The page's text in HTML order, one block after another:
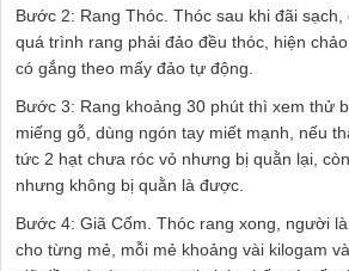
Bước 2: Rang Thóc. Thóc sau khi đãi sạch,
quá trình rang phải đảo đều thóc, hiện
có gắng theo mấy đảo tự động.
Bước 3: Rang khoảng 30 phút thì xem thử
miếng gỗ, dùng ngón tay miết mạnh, nếu
tức 2 hạt chưa róc vỏ nhưng bị quằn lại,
nhưng không bị quằn là được.
Bước 4: Giã Cốm. Thóc rang xong, người
cho từng mẻ, mỗi mẻ khoảng vài kilogam